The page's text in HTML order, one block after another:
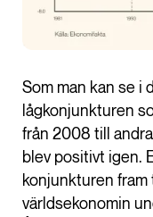
Som man kan se i
lågkonjunkturen
från 2008 till
blev positivt igen.
konjunkturen
världsekonomin